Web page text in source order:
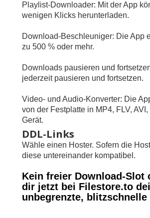
Playlist-Downloader: Mit der App
wenigen Klicks herunterladen.
Download-Beschleuniger: Die App
zu 500 % oder mehr.
Downloads pausieren und
jederzeit pausieren und fortsetzen.
Video- und Audio-Konverter: Die
von der Festplatte in MP4, FLV,
Gerät.
DDL-Links
Wähle einen Hoster. Sofern die
diese untereinander kompatibel.
Kein freier Download-Slot
dir jetzt bei Filestore.to
unbegrenzte,